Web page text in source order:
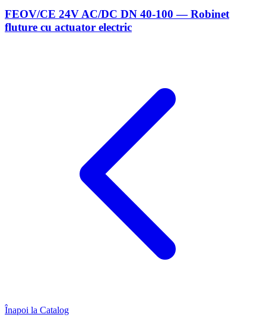
FEOV/CE 24V AC/DC DN 40-100 — Robinet
fluture cu actuator electric
Înapoi la Catalog